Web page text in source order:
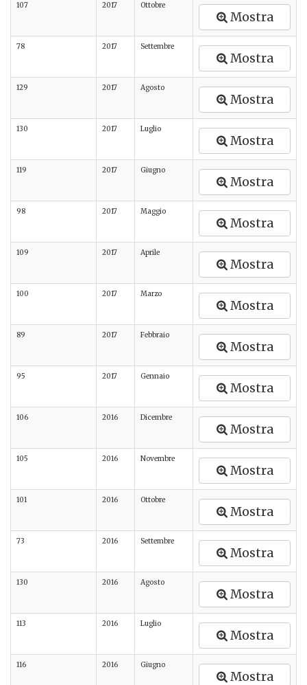
107 2017 Ottobre
Mostra
78 2017 Settembre
Mostra
129 2017 Agosto
Mostra
130 2017 Luglio
Mostra
119 2017 Giugno
Mostra
98 2017 Maggio
Mostra
109 2017 Aprile
Mostra
100 2017 Marzo
Mostra
89 2017 Febbraio
Mostra
95 2017 Gennaio
Mostra
106 2016 Dicembre
Mostra
105 2016 Novembre
Mostra
101 2016 Ottobre
Mostra
73 2016 Settembre
Mostra
130 2016 Agosto
Mostra
113 2016 Luglio
Mostra
116 2016 Giugno
Mostra